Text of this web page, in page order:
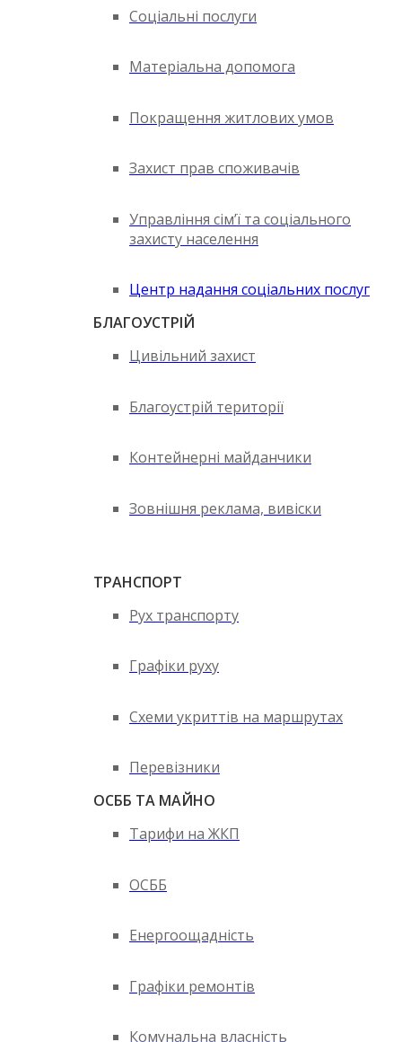
Соціальні послуги
Матеріальна допомога
Покращення житлових умов
Захист прав споживачів
Управління сім’ї та соціального
захисту населення
Центр надання соціальних послуг
БЛАГОУСТРІЙ
Цивільний захист
Благоустрій території
Контейнерні майданчики
Зовнішня реклама, вивіски
ТРАНСПОРТ
Рух транспорту
Графіки руху
Схеми укриттів на маршрутах
Перевізники
ОСББ ТА МАЙНО
Тарифи на ЖКП
ОСББ
Енергоощадність
Графіки ремонтів
Комунальна власність